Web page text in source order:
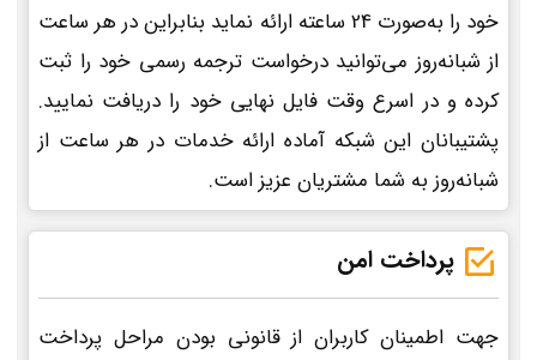
خود را به‌صورت 24 ساعته ارائه نماید بنابراین در هر ساعت
از شبانه‌روز می‌توانید درخواست ترجمه رسمی خود را ثبت
کرده و در اسرع وقت فایل نهایی خود را دریافت نمایید.
پشتیبانان این شبکه آماده ارائه خدمات در هر ساعت از
شبانه‌روز به شما مشتریان عزیز است.
پرداخت امن
جهت اطمینان کاربران از قانونی بودن مراحل پرداخت